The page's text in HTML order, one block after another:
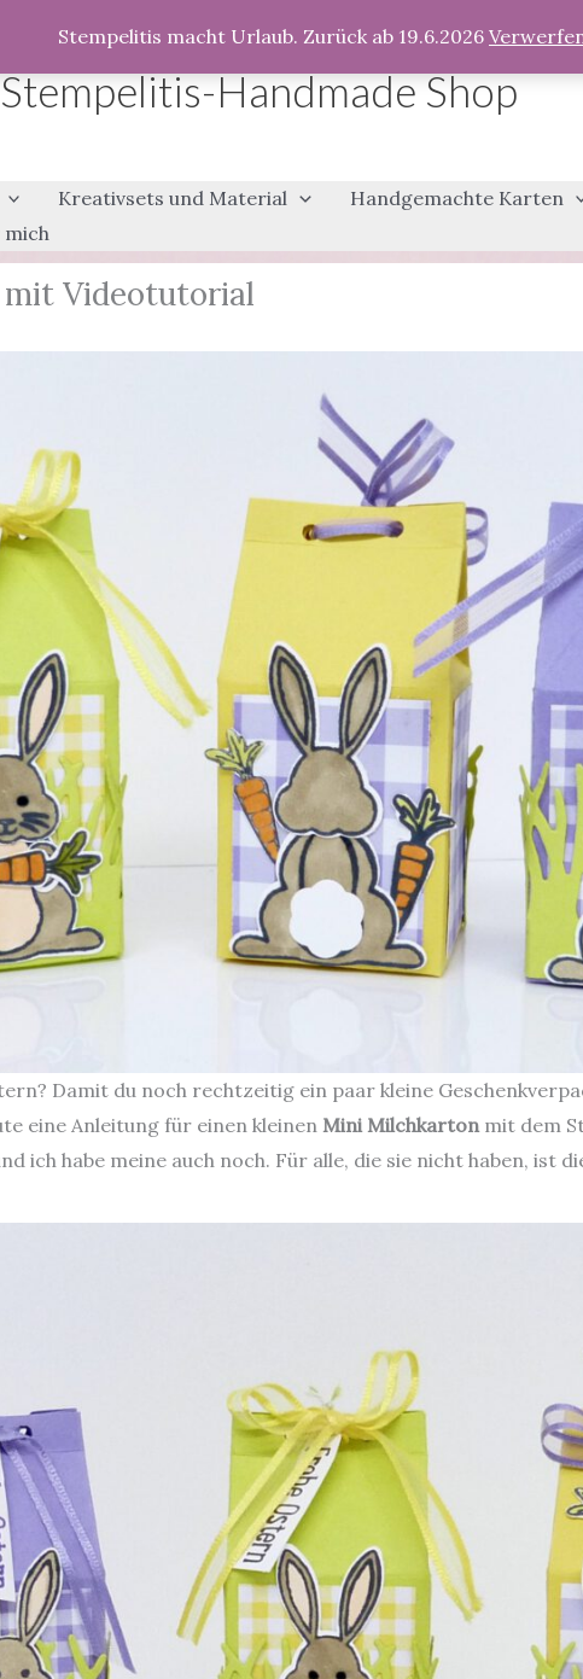
Stempelitis macht Urlaub. Zurück ab 19.6.2026
Stempelitis-Handmade Shop
Kreativsets und Material Handgemachte Karten
mich
Videotutorial
Damit du noch rechtzeitig ein paar kleine
eine Anleitung für einen kleinen Mini Milchkartonmit dem
ich habe meine auch noch. Für alle, die sie nicht haben, ist